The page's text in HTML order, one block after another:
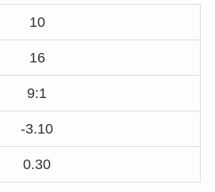
10
16
9:1
-3.10
0.30